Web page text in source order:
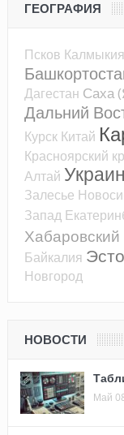
ГЕОГРАФИЯ
Псков Калмыкия
Дагестан Саха
Дальний
Курск Китай
Красноярский
Алтай
Залесье
Запад
Хабаровский
Байкалия
Новгород
НОВОСТИ
Май